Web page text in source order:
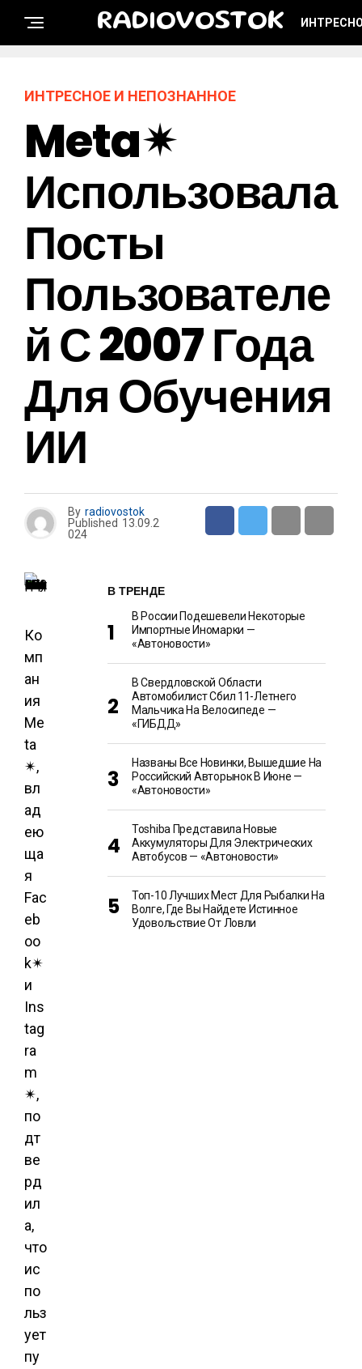
RADIOVOSTOK
ИНТРЕСНОЕ И НЕПОЗНАННОЕ
Meta✴
Использовала
Посты
Пользователе
Й С 2007 Года
Для Обучения
ИИ
By radiovostok
Published 13.09.2
024
Ко
мп
ан
ия
Me
ta
✴,
вл
ад
ею
ща
я
Fac
eb
oo
k✴
и
Ins
tag
ra
m
✴,
по
дт
ве
рд
ил
а,
что
ис
по
льз
ует
пу
В ТРЕНДЕ
В России Подешевели Некоторые
Импортные Иномарки —
«Автоновости»
В Свердловской Области
Автомобилист Сбил 11-Летнего
Мальчика На Велосипеде —
«ГИБДД»
Названы Все Новинки, Вышедшие На
Российский Авторынок В Июне —
«Автоновости»
Toshiba Представила Новые
Аккумуляторы Для Электрических
Автобусов — «Автоновости»
Топ-10 Лучших Мест Для Рыбалки На
Волге, Где Вы Найдете Истинное
Удовольствие От Ловли